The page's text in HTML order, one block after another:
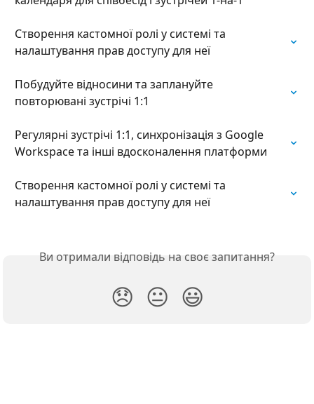
Створення кастомної ролі у системі та
налаштування прав доступу для неї
Побудуйте відносини та заплануйте
повторювані зустрічі 1:1
Регулярні зустрічі 1:1, синхронізація з Google
Workspace та інші вдосконалення платформи
Створення кастомної ролі у системі та
налаштування прав доступу для неї
Ви отримали відповідь на своє запитання?
😞 😐 😃